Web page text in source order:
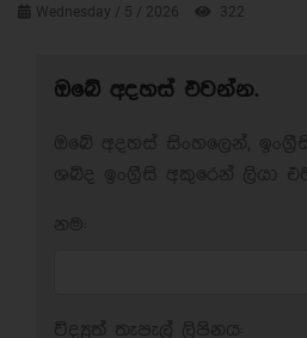
Wednesday / 5 / 2026 322
ඔබේ අදහස් එවන්න.